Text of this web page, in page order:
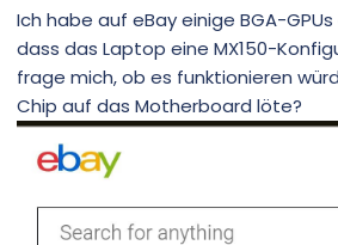
Ich habe auf eBay einige BGA-
dass das Laptop eine MX150-
frage mich, ob es funktionieren
Chip auf das Motherboard löte?